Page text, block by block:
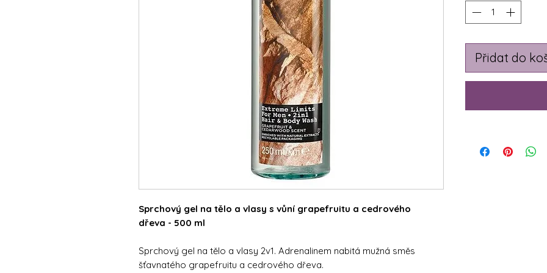
Sprchový gel na tělo a vlasy s vůní grapefruitu a cedrového
dřeva - 500 ml
Sprchový gel na tělo a vlasy 2v1. Adrenalinem nabitá mužná směs
šťavnatého grapefruitu a cedrového dřeva.
Přidat do